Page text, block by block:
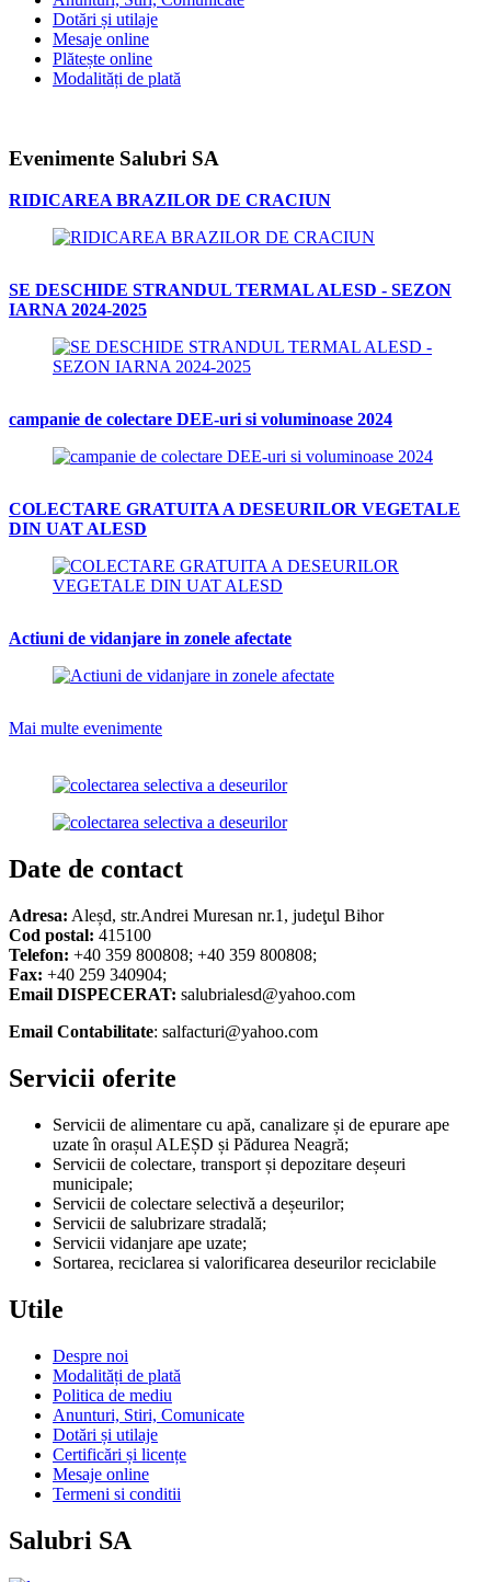
Dotări și utilaje
Mesaje online
Plătește online
Modalități de plată
Evenimente Salubri SA
RIDICAREA BRAZILOR DE CRACIUN
SE DESCHIDE STRANDUL TERMAL ALESD - SEZON
IARNA 2024-2025
campanie de colectare DEE-uri si voluminoase 2024
COLECTARE GRATUITA A DESEURILOR VEGETALE
DIN UAT ALESD
Actiuni de vidanjare in zonele afectate
Mai multe evenimente
Date de contact
Adresa: Aleșd, str.Andrei Muresan nr.1, judeţul Bihor
Cod postal: 415100
Telefon: +40 359 800808; +40 359 800808;
Fax: +40 259 340904;
Email DISPECERAT: salubrialesd@yahoo.com
Email Contabilitate: salfacturi@yahoo.com
Servicii oferite
Servicii de alimentare cu apă, canalizare și de epurare ape
uzate în orașul ALEȘD și Pădurea Neagră;
Servicii de colectare, transport și depozitare deșeuri
municipale;
Servicii de colectare selectivă a deșeurilor;
Servicii de salubrizare stradală;
Servicii vidanjare ape uzate;
Sortarea, reciclarea si valorificarea deseurilor reciclabile
Utile
Despre noi
Modalități de plată
Politica de mediu
Anunturi, Stiri, Comunicate
Dotări și utilaje
Certificări și licențe
Mesaje online
Termeni si conditii
Salubri SA